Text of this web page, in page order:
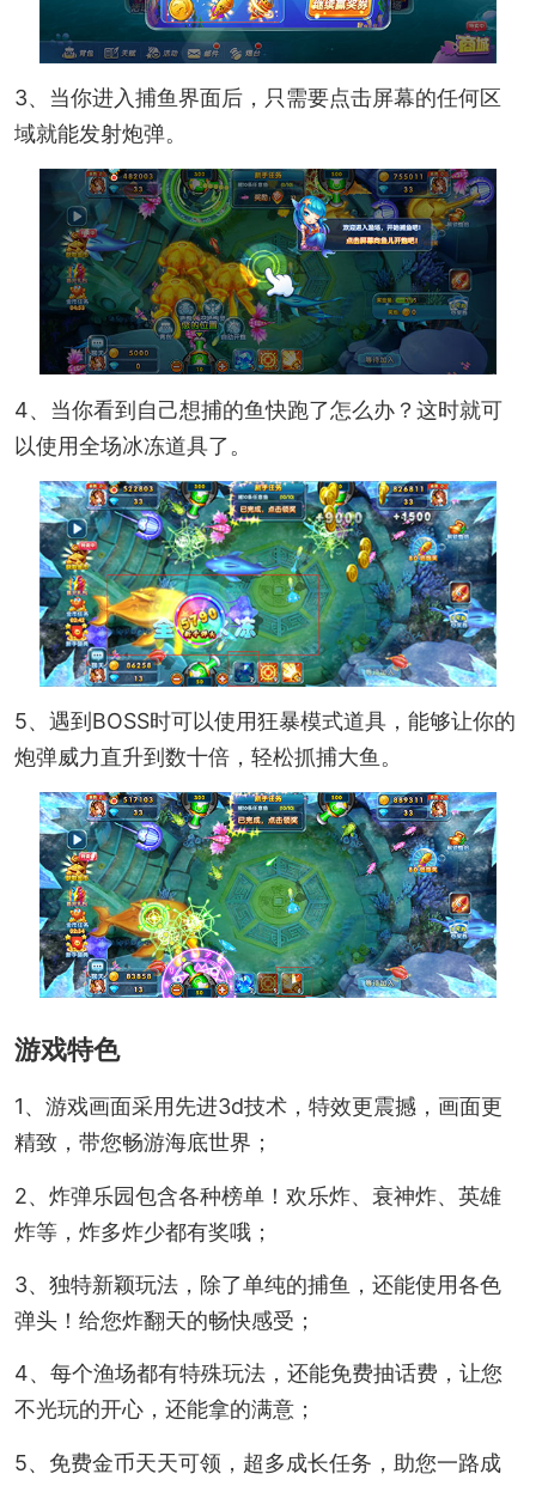
3、当你进入捕鱼界面后，只需要点击屏幕的任何区
域就能发射炮弹。
4、当你看到自己想捕的鱼快跑了怎么办？这时就可
以使用全场冰冻道具了。
5、遇到BOSS时可以使用狂暴模式道具，能够让你的
炮弹威力直升到数十倍，轻松抓捕大鱼。
游戏特色
1、游戏画面采用先进3d技术，特效更震撼，画面更
精致，带您畅游海底世界；
2、炸弹乐园包含各种榜单！欢乐炸、衰神炸、英雄
炸等，炸多炸少都有奖哦；
3、独特新颖玩法，除了单纯的捕鱼，还能使用各色
弹头！给您炸翻天的畅快感受；
4、每个渔场都有特殊玩法，还能免费抽话费，让您
不光玩的开心，还能拿的满意；
5、免费金币天天可领，超多成长任务，助您一路成